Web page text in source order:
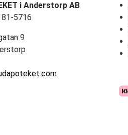
i Anderstorp AB
5716
9